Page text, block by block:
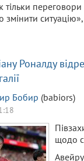
тільки
змінити
Роналду
Бобир (babiors)
щодо